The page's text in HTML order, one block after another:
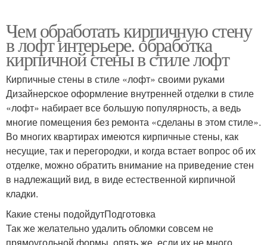
Чем обработать кирпичную стену
в лофт интерьере. обработка
кирпичной стены в стиле лофт
Кирпичные стены в стиле «лофт» своими руками
Дизайнерское оформление внутренней отделки в стиле
«лофт» набирает все большую популярность, а ведь
многие помещения без ремонта «сделаны в этом стиле».
Во многих квартирах имеются кирпичные стены, как
несущие, так и перегородки, и когда встает вопрос об их
отделке, можно обратить внимание на приведение стен
в надлежащий вид, в виде естественной кирпичной
кладки.
Какие стены подойдутПодготовка
Так же желательно удалить обломки совсем не
прямоугольной формы, опять же, если их не много.